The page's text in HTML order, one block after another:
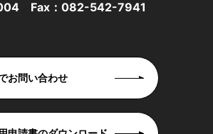
Fax：082-542-7941
お問い合わせ